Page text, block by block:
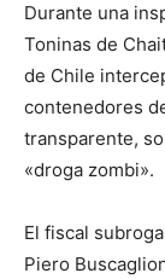
Durante una
Toninas de
de Chile
contenedores
transparente,
«droga zombi».
El fiscal
Piero